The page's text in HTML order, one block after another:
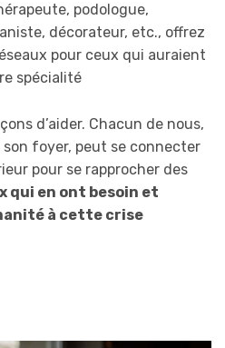
podologue,
décorateur, etc., offrez
pour ceux qui auraient
spécialité
d’aider. Chacun de nous,
son foyer, peut se connecter
pour se rapprocher des
qui en ont besoin et
à cette crise